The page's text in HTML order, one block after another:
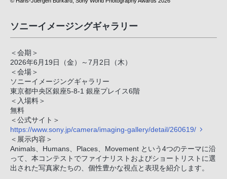
ソニーイメージングギャラリー
＜会期＞
2026年6月19日（金）～7月2日（木）
＜会場＞
ソニーイメージングギャラリー
東京都中央区銀座5-8-1 銀座プレイス6階
＜入場料＞
無料
＜公式サイト＞
https://www.sony.jp/camera/imaging-gallery/detail/260619/
＜展示内容＞
Animals、Humans、Places、Movement という4つのテーマに沿
って、本コンテストでファイナリストおよびショートリストに選
出された写真家たちの、個性豊かな視点と表現を紹介します。